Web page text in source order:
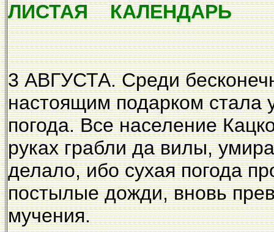
ЛИСТАЯ КАЛЕНДАРЬ
3 АВГУСТА. Среди
настоящим подарком стала
погода. Все население
руках грабли да вилы,
делало, ибо сухая погода
постылые дожди, вновь
мучения.